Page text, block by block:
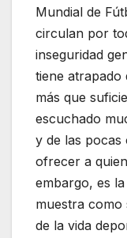
Mundial de
circulan por
inseguridad
tiene atrapado
más que
escuchado
y de las pocas
ofrecer a
embargo, es
muestra como
de la vida